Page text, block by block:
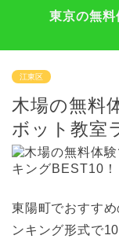
東京の無
江東区
木場の無料
ボット教室
東陽町でおすす
ンキング形式で